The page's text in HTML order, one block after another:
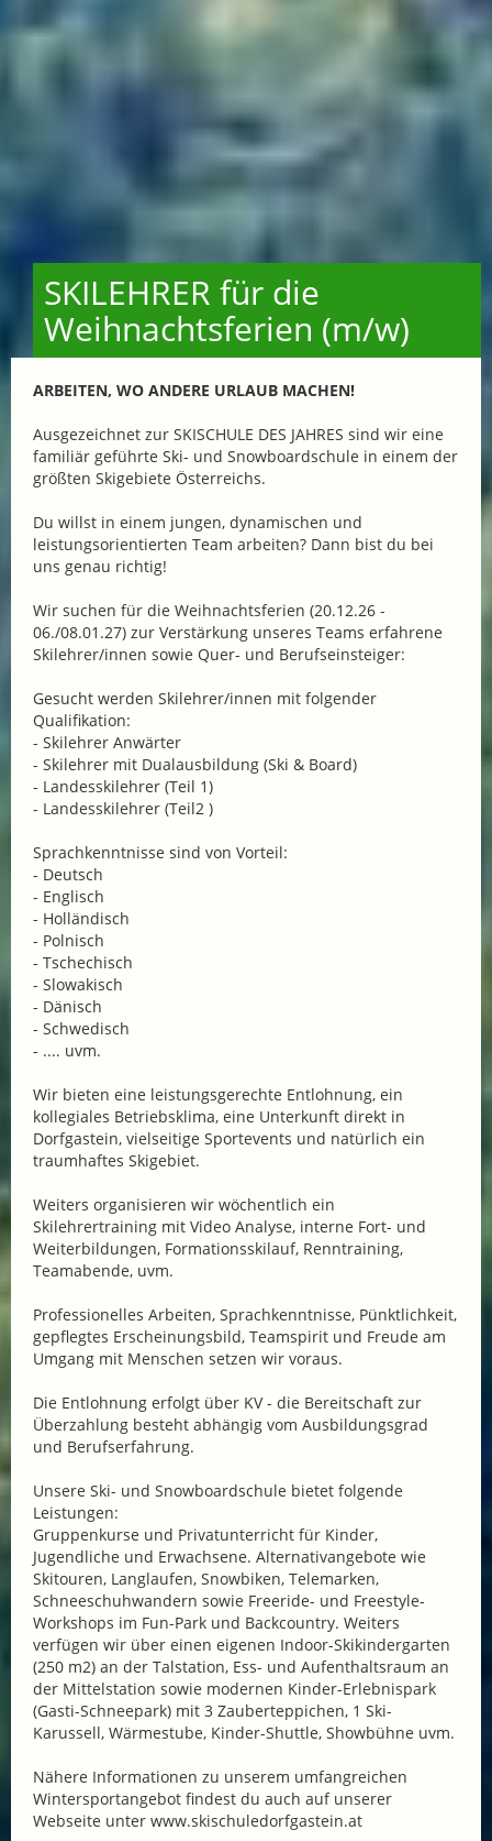
SKILEHRER für die
Weihnachtsferien (m/w)
ARBEITEN, WO ANDERE URLAUB MACHEN!
Ausgezeichnet zur SKISCHULE DES JAHRES sind wir eine
familiär geführte Ski- und Snowboardschule in einem der
größten Skigebiete Österreichs.
Du willst in einem jungen, dynamischen und
leistungsorientierten Team arbeiten? Dann bist du bei
uns genau richtig!
Wir suchen für die Weihnachtsferien (20.12.26 -
06./08.01.27) zur Verstärkung unseres Teams erfahrene
Skilehrer/innen sowie Quer- und Berufseinsteiger:
Gesucht werden Skilehrer/innen mit folgender
Qualifikation:
- Skilehrer Anwärter
- Skilehrer mit Dualausbildung (Ski & Board)
- Landesskilehrer (Teil 1)
- Landesskilehrer (Teil2 )
Sprachkenntnisse sind von Vorteil:
- Deutsch
- Englisch
- Holländisch
- Polnisch
- Tschechisch
- Slowakisch
- Dänisch
- Schwedisch
- .... uvm.
Wir bieten eine leistungsgerechte Entlohnung, ein
kollegiales Betriebsklima, eine Unterkunft direkt in
Dorfgastein, vielseitige Sportevents und natürlich ein
traumhaftes Skigebiet.
Weiters organisieren wir wöchentlich ein
Skilehrertraining mit Video Analyse, interne Fort- und
Weiterbildungen, Formationsskilauf, Renntraining,
Teamabende, uvm.
Professionelles Arbeiten, Sprachkenntnisse, Pünktlichkeit,
gepflegtes Erscheinungsbild, Teamspirit und Freude am
Umgang mit Menschen setzen wir voraus.
Die Entlohnung erfolgt über KV - die Bereitschaft zur
Überzahlung besteht abhängig vom Ausbildungsgrad
und Berufserfahrung.
Unsere Ski- und Snowboardschule bietet folgende
Leistungen:
Gruppenkurse und Privatunterricht für Kinder,
Jugendliche und Erwachsene. Alternativangebote wie
Skitouren, Langlaufen, Snowbiken, Telemarken,
Schneeschuhwandern sowie Freeride- und Freestyle-
Workshops im Fun-Park und Backcountry. Weiters
verfügen wir über einen eigenen Indoor-Skikindergarten
(250 m2) an der Talstation, Ess- und Aufenthaltsraum an
der Mittelstation sowie modernen Kinder-Erlebnispark
(Gasti-Schneepark) mit 3 Zauberteppichen, 1 Ski-
Karussell, Wärmestube, Kinder-Shuttle, Showbühne uvm.
Nähere Informationen zu unserem umfangreichen
Wintersportangebot findest du auch auf unserer
Webseite unter www.skischuledorfgastein.at